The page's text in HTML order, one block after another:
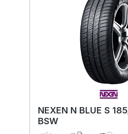
NEXEN N BLUE S
BSW